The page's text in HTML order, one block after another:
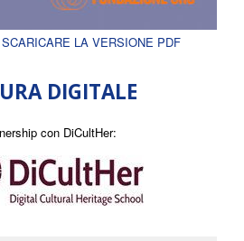
LA VERSIONE PDF
DIGITALE
con DiCultHer: